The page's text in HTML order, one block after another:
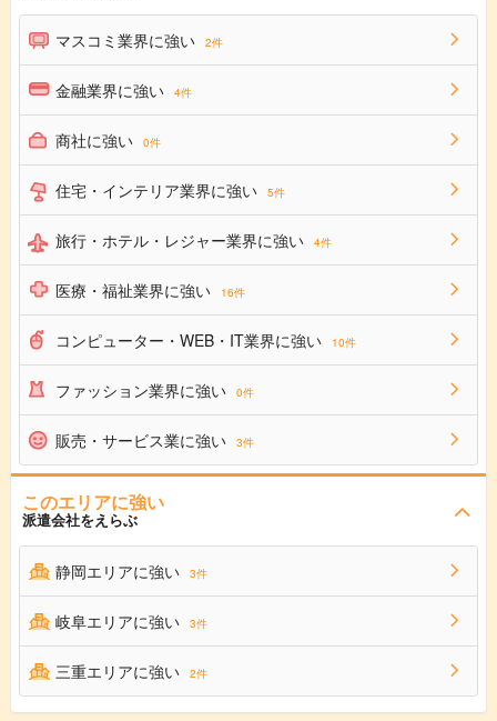
マスコミ業界に強い 2件
金融業界に強い 4件
商社に強い 0件
住宅・インテリア業界に強い 5件
旅行・ホテル・レジャー業界に強い 4件
医療・福祉業界に強い 16件
コンピューター・WEB・IT業界に強い 10件
ファッション業界に強い 0件
販売・サービス業に強い 3件
このエリアに強い
派遣会社をえらぶ
静岡エリアに強い 3件
岐阜エリアに強い 3件
三重エリアに強い 2件